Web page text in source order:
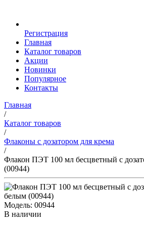
Регистрация
Главная
Каталог товаров
Акции
Новинки
Популярное
Контакты
Главная
/
Каталог товаров
/
Флаконы с дозатором для крема
/
Флакон ПЭТ 100 мл бесцветный с
(00944)
Модель: 00944
В наличии